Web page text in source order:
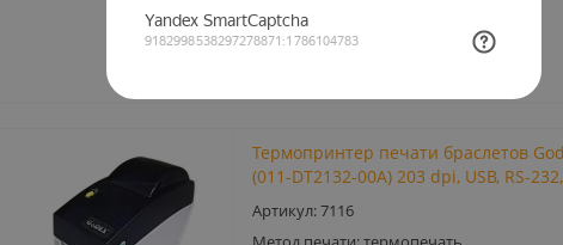
Разрешение печати: 203 dpi
Термопринтер печати браслетов
(011-DT2132-00A) 203 dpi, USB, RS-
Артикул: 7116